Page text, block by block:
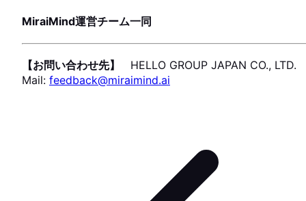
MiraiMind運営チーム一同
【お問い合わせ先】
HELLO GROUP JAPAN CO., LTD.
Mail: feedback@miraimind.ai